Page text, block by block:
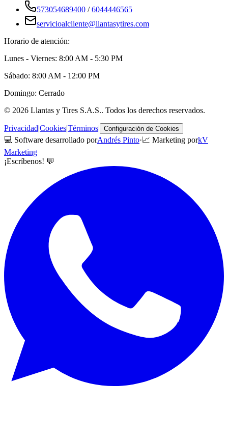
573054689400 /6044446565
servicioalcliente@llantasytires.com
Horario de atención:
Lunes - Viernes: 8:00 AM - 5:30 PM
Sábado: 8:00 AM - 12:00 PM
Domingo: Cerrado
© 2026 Llantas y Tires S.A.S.. Todos los derechos reservados.
Privacidad|Cookies|Términos| Configuración de Cookies
💻 Software desarrollado porAndrés Pinto·📈 Marketing porkV
Marketing
¡Escríbenos! 💬